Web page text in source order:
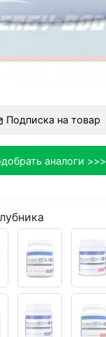
Подписка на товар
аналоги >>>